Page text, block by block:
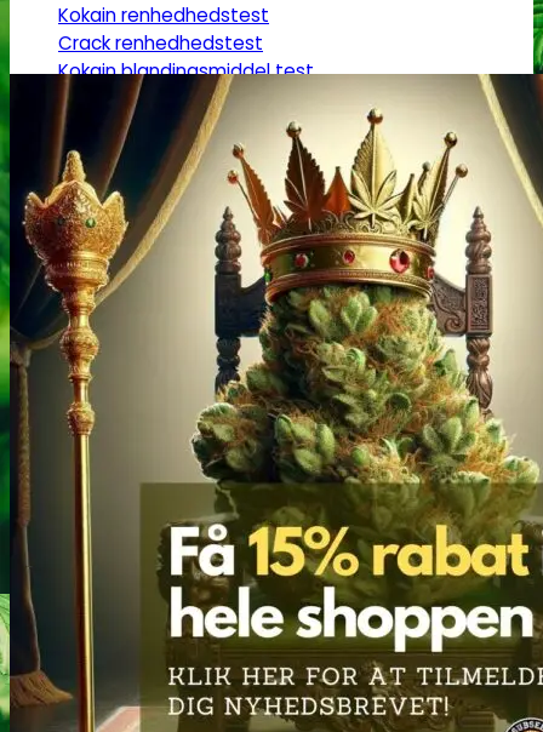
Kokain renhedhedstest
Crack renhedhedstest
Kokain blandingsmiddel test
MDMA
MDMA renhedstest
Ecstasy
Ecstasy renhedstest
Heroin
Heroin renhedstest
Badesalte
Badesalte renhedstest
LSD
LSD renhedstest